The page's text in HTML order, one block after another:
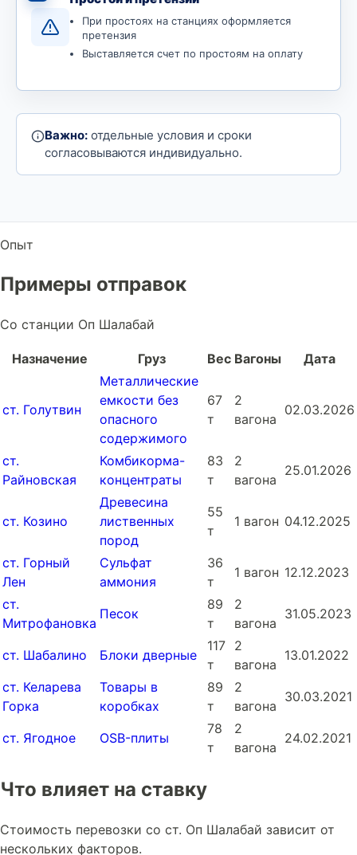
При простоях на станциях оформляется
претензия
Выставляется счет по простоям на оплату
Важно:отдельные условия и сроки
согласовываются индивидуально.
Опыт
Примеры отправок
Со станции Оп Шалабай
Назначение Груз Вес Вагоны Дата
ст. Голутвин
Металлические
емкости без
опасного
содержимого
67
т
2
вагона
02.03.2026
ст.
Райновская
Комбикорма-
концентраты
83
т
2
вагона
25.01.2026
ст. Козино
Древесина
лиственных
пород
55
т
1 вагон 04.12.2025
ст. Горный
Лен
Сульфат
аммония
36
т
1 вагон 12.12.2023
ст.
Митрофановка
Песок
89
т
2
вагона
31.05.2023
ст. Шабалино Блоки дверные
117
т
2
вагона
13.01.2022
ст. Келарева
Горка
Товары в
коробках
89
т
2
вагона
30.03.2021
ст. Ягодное OSB-плиты
78
т
2
вагона
24.02.2021
Что влияет на ставку
Стоимость перевозки со ст. Оп Шалабай зависит от
нескольких факторов.